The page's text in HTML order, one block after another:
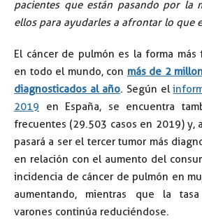
pacientes que están pasando por la
ellos para ayudarles a afrontar lo que
El cáncer de pulmón es la forma
en todo el mundo, con más de 2
diagnosticados al año. Según el
2019 en España, se encuentra
frecuentes (29.503 casos en 2019) y,
pasará a ser el tercer tumor más
en relación con el aumento del
incidencia de cáncer de pulmón en
aumentando, mientras que la
varones continúa reduciéndose.